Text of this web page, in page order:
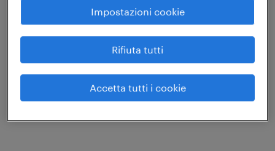
Impostazioni cookie
Rifiuta tutti
Accetta tutti i cookie